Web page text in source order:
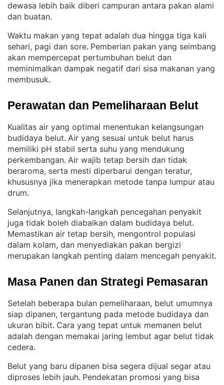
dewasa lebih baik diberi campuran antara pakan alami
dan buatan.
Waktu makan yang tepat adalah dua hingga tiga kali
sehari, pagi dan sore. Pemberian pakan yang seimbang
akan mempercepat pertumbuhan belut dan
meminimalkan dampak negatif dari sisa makanan yang
membusuk.
Perawatan dan Pemeliharaan Belut
Kualitas air yang optimal menentukan kelangsungan
budidaya belut. Air yang sesuai untuk belut harus
memiliki pH stabil serta suhu yang mendukung
perkembangan. Air wajib tetap bersih dan tidak
beraroma, serta mesti diperbarui dengan teratur,
khususnya jika menerapkan metode tanpa lumpur atau
drum.
Selanjutnya, langkah-langkah pencegahan penyakit
juga tidak boleh diabaikan dalam budidaya belut
Memastikan air tetap bersih, mengontrol populasi
dalam kolam, dan menyediakan pakan bergizi
merupakan langkah penting dalam mencegah penyakit.
Masa Panen dan Strategi Pemasaran
Setelah beberapa bulan pemeliharaan, belut umumnya
siap dipanen, tergantung pada metode budidaya dan
ukuran bibit. Cara yang tepat untuk memanen belut
adalah dengan memakai jaring lembut agar belut tidak
cedera.
Belut yang baru dipanen bisa segera dijual segar atau
diproses lebih jauh. Pendekatan promosi yang bisa